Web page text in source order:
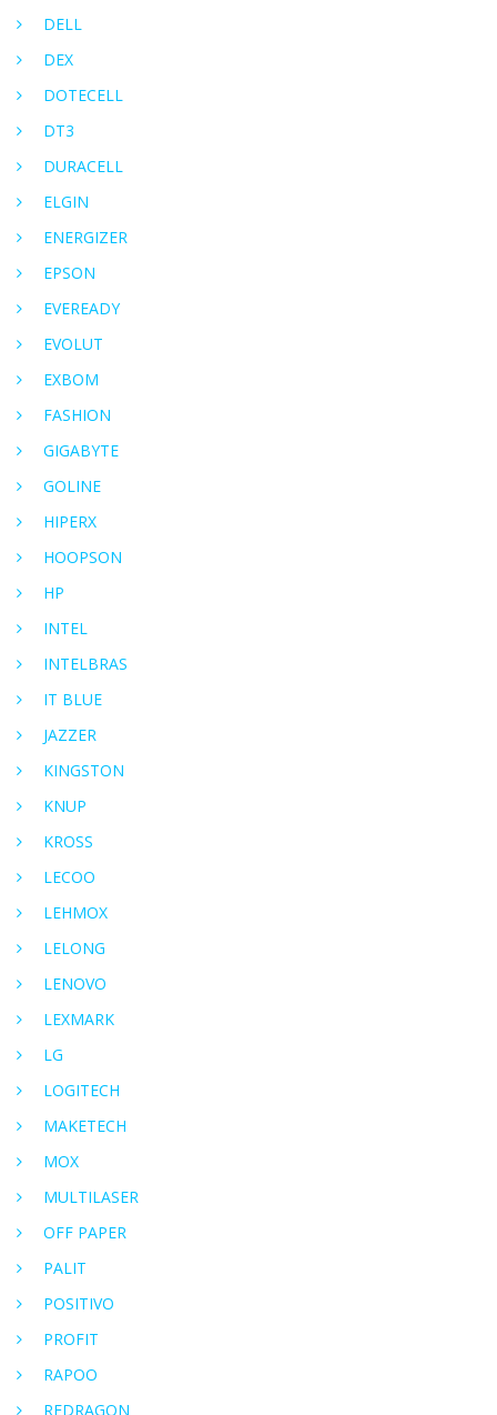
DELL
DEX
DOTECELL
DT3
DURACELL
ELGIN
ENERGIZER
EPSON
EVEREADY
EVOLUT
EXBOM
FASHION
GIGABYTE
GOLINE
HIPERX
HOOPSON
HP
INTEL
INTELBRAS
IT BLUE
JAZZER
KINGSTON
KNUP
KROSS
LECOO
LEHMOX
LELONG
LENOVO
LEXMARK
LG
LOGITECH
MAKETECH
MOX
MULTILASER
OFF PAPER
PALIT
POSITIVO
PROFIT
RAPOO
REDRAGON